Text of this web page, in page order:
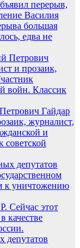
перерыв,
Василия
большая
едва не
Гайдар
журналист,
и
советской
депутатов